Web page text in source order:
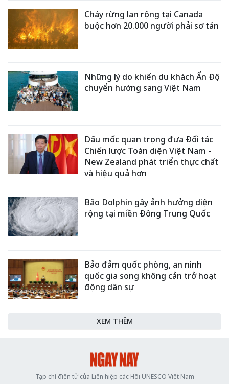
Cháy rừng lan rộng tại Canada
buộc hơn 20.000 người phải sơ tán
Những lý do khiến du khách Ấn Độ
chuyển hướng sang Việt Nam
Dấu mốc quan trọng đưa Đối tác
Chiến lược Toàn diện Việt Nam -
New Zealand phát triển thực chất
và hiệu quả hơn
Bão Dolphin gây ảnh hưởng diện
rộng tại miền Đông Trung Quốc
Bảo đảm quốc phòng, an ninh
quốc gia song không cản trở hoạt
động dân sự
XEM THÊM
Tạp chí điện tử của Liên hiệp các Hội UNESCO Việt Nam